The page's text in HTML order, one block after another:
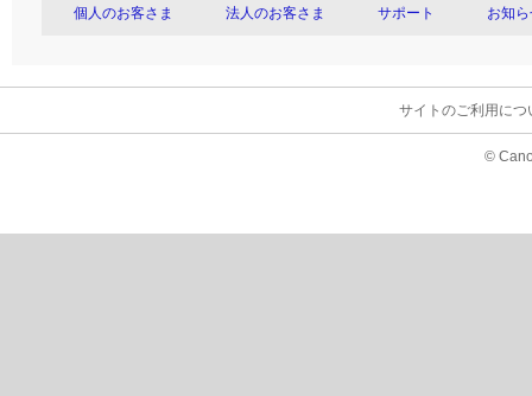
個人のお客さま 法人のお客さま サポート お知
サイトのご利用につ
©